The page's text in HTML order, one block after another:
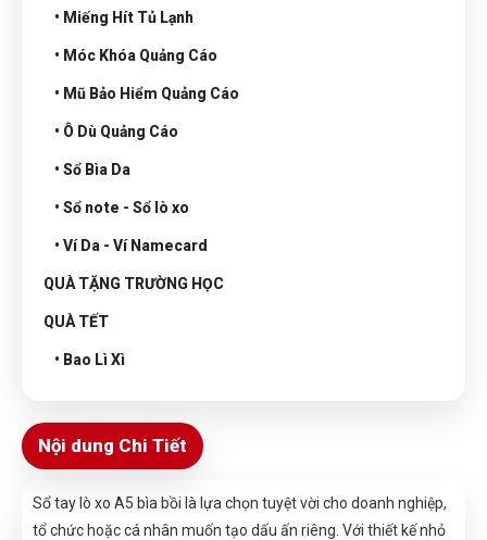
• Miếng Hít Tủ Lạnh
• Móc Khóa Quảng Cáo
• Mũ Bảo Hiểm Quảng Cáo
• Ô Dù Quảng Cáo
• Sổ Bìa Da
• Sổ note - Sổ lò xo
• Ví Da - Ví Namecard
QUÀ TẶNG TRƯỜNG HỌC
QUÀ TẾT
• Bao Lì Xì
Nội dung Chi Tiết
Sổ tay lò xo A5 bìa bồi là lựa chọn tuyệt vời cho doanh nghiệp,
tổ chức hoặc cá nhân muốn tạo dấu ấn riêng. Với thiết kế nhỏ